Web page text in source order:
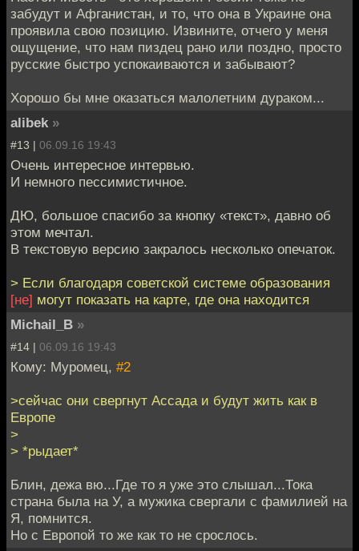
забудут и Афганистан, и то, что она в Украине она
проявила свою позицию. Извините, отчего у меня
ощущение, что нам пиздец рано или поздно, просто
русские быстро успокаиваются и забывают?
Хорошо бы мне оказаться малолетним дураком...
alibek »
#13 | 06.09.16 19:43
Очень интересное интервью.
И немного пессимистичное.
ДЮ, большое спасибо за кнопку «текст», давно об
этом мечтал.
В текстовую версию закралось несколько опечаток.
> Если благодаря советской системе образования
[не] могут показать на карте, где она находится
Michail_B »
#14 | 06.09.16 19:43
Кому: Муромец, #2
>сейчас они свергнут Ассада и будут жить как в
Европе
>
> *рыдает*
Блин, дежа вю...Где то я уже это слышал...Тока
страна была на У, а мужика свергали с фамилией на
Я, помнится.
Но с Европой то же как то не срослось.